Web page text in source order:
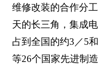
维修改装的合作分
天的长三角，集成
占到全国的约3／5
等26个国家先进制